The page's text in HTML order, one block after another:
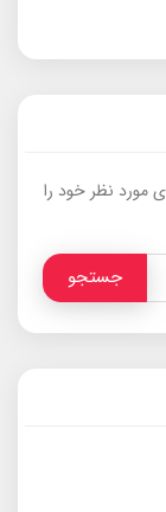
مورد نظر خود را
جستجو